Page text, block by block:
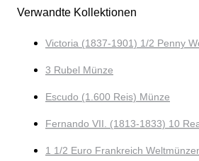
Verwandte Kollektionen
Victoria (1837-1901) 1/2 Penny
3 Rubel Münze
Escudo (1.600 Reis) Münze
Fernando VII. (1813-1833) 10
1 1/2 Euro Frankreich